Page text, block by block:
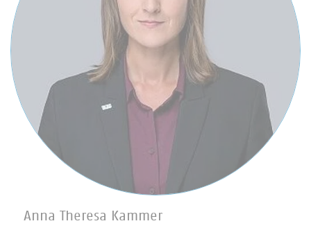
Anna Theresa Kammer